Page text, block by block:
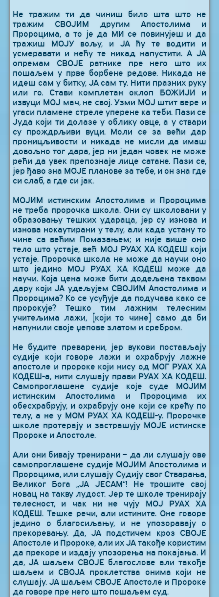
Не тражим ти да чиниш било шта што не
тражим СВОЈИМ другим Апостолима и
Пророцима, а то је да МИ се повинујеш и да
тражиш МОЈУ вољу, и ЈА ћу те водити и
усмеравати и нећу те никад напустити. А ЈА
опремам СВОЈЕ ратнике пре него што их
пошаљем у прве борбене редове. Никада не
идеш сам у битку, ЈА сам ту. Нити празних руку
или го. Стави комплетан оклоп БОЖИЈИ и
извуци МОЈ мач, не свој. Узми МОЈ штит вере и
угаси пламене стреле уперене ка теби. Пази се
Јуда који ти долазе у облику овце, а у ствари
су прождрљиви вуци. Моли се за већи дар
проницљивости и никада не мисли да имаш
довољно тог дара, јер ни један човек не може
рећи да увек препознаје лице сатане. Пази се,
јер ђаво зна МОЈЕ планове за тебе, и он зна где
си слаб, а где си јак.
МОЈИМ истинским Апостолима и Пророцима
не треба пророчка школа. Они су школовани у
образовању тешких удараца, јер су изнова и
изнова нокаутирани у телу, али када устану то
чине са већим Помазањем; и није више оно
тело што устаје, већ МОЈ РУАХ ХА КОДЕШ који
устаје. Пророчка школа не може да научи оно
што једино МОЈ РУАХ ХА КОДЕШ може да
научи. Која цена може бити додељена таквом
дару који ЈА удељујем СВОЈИМ Апостолима и
Пророцима? Ко се усуђује да подучава како се
пророкује? Тешко тим лажним телесним
учитељима лажи, [који то чине] само да би
напунили своје џепове златом и сребром.
Не будите преварени, јер вукови постављају
судије који говоре лажи и охрабрују лажне
апостоле и пророке који нису од МОГ РУАХ ХА
КОДЕШ-а, нити слушају прави РУАХ ХА КОДЕШ.
Самопроглашене судије које суде МОЈИМ
истинским Апостолима и Пророцима их
обесхрабрују, и охрабрују оне који се крећу по
телу, а не у МОМ РУАХ ХА КОДЕШ-у. Пророчке
школе протерају и застрашују МОЈЕ истинске
Пророке и Апостоле.
Али они бивају тренирани – да ли слушају ове
самопроглашене судије МОЈИМ Апостолима и
Пророцима, или слушају Судију свог Стварања,
Великог Бога „ЈА ЈЕСАМ“! Не трошите свој
новац на такву лудост. Јер те школе тренирају
телесност, и чак ни не чују МОЈ РУАХ ХА
КОДЕШ. Тешке речи, али истините. Оне говоре
једино о благосиљању, и не упозоравају о
прекоревању. Да, ЈА подстичем кроз СВОЈЕ
Апостоле и Пророке, али их ЈА такође користим
да прекоре и издају упозорења на покајања. И
да, ЈА шаљем СВОЈЕ благослове али такође
шаљем и СВОЈА проклетства онима који не
слушају. ЈА шаљем СВОЈЕ Апостоле и Пророке
да говоре пре него што пошаљем суд.